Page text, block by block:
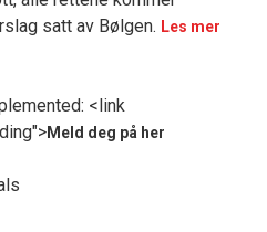
satt av Bølgen. Les mer
<link
Meld deg på her